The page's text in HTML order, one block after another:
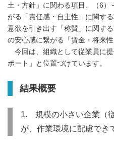
土・方針」に関わる項目、（6）
がる「責任感・自主性」に関す
意欲を引き出す「称賛」に関す
の安心感に繋がる「賃金・将来性
今回は、組織として従業員に
ポート」と位置づけています。
結果概要
1. 規模の小さい企業（
が、作業環境に配慮でき